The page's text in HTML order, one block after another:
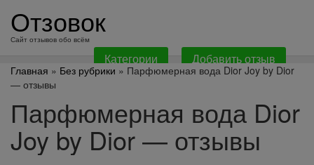
содержанию
Отзовок
Сайт отзывов обо всём
Категории Добавить отзыв
Главная » Без рубрики » Парфюмерная вода Dior Joy by Dior
— отзывы
Парфюмерная вода Dior
Joy by Dior — отзывы